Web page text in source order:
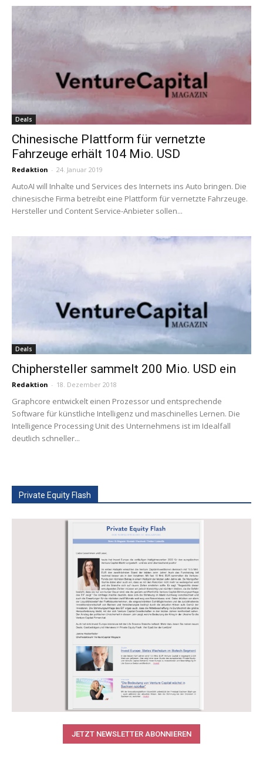
Deals
Chinesische Plattform für vernetzte
Fahrzeuge erhält 104 Mio. USD
Redaktion - 24. Januar 2019
AutoAI will Inhalte und Services des Internets ins Auto bringen. Die
chinesische Firma betreibt eine Plattform für vernetzte Fahrzeuge.
Hersteller und Content Service-Anbieter sollen...
Deals
Chiphersteller sammelt 200 Mio. USD ein
Redaktion - 18. Dezember 2018
Graphcore entwickelt einen Prozessor und entsprechende
Software für künstliche Intelligenz und maschinelles Lernen. Die
Intelligence Processing Unit des Unternehmens ist im Idealfall
deutlich schneller...
Private Equity Flash
JETZT NEWSLETTER ABONNIEREN